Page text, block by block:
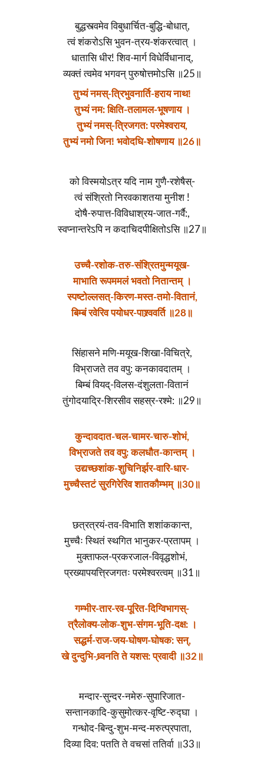
बुद्धस्त्वमेव विबुधार्चित-बुद्धि-बोधात्,
त्वं शंकरोऽसि भुवन-त्रय-शंकरत्वात् ।
धातासि धीर! शिव-मार्ग विधेर्विधानाद्,
व्यक्तं त्वमेव भगवन् पुरुषोत्तमोऽसि ॥25॥
तुभ्यं नमस्-त्रिभुवनार्ति-हराय नाथ!
तुभ्यं नम: क्षिति-तलामल-भूषणाय ।
तुभ्यं नमस्-त्रिजगत: परमेश्वराय,
तुभ्यं नमो जिन! भवोदधि-शोषणाय ॥26॥
को विस्मयोऽत्र यदि नाम गुणै-रशेषैस्-
त्वं संश्रितो निरवकाशतया मुनीश !
दोषै-रुपात्त-विविधाश्रय-जात-गर्वै:,
स्वप्नान्तरेऽपि न कदाचिदपीक्षितोऽसि ॥27॥
उच्चै-रशोक-तरु-संश्रितमुन्मयूख-
माभाति रूपममलं भवतो नितान्तम् ।
स्पष्टोल्लसत्-किरण-मस्त-तमो-वितानं,
बिम्बं रवेरिव पयोधर-पाश्र्ववर्ति ॥28॥
सिंहासने मणि-मयूख-शिखा-विचित्रे,
विभ्राजते तव वपु: कनकावदातम् ।
बिम्बं वियद्-विलस-दंशुलता-वितानं
तुंगोदयाद्रि-शिरसीव सहस्र-रश्मे: ॥29॥
कुन्दावदात-चल-चामर-चारु-शोभं,
विभ्राजते तव वपु: कलधौत-कान्तम् ।
उद्यच्छशांक-शुचिनिर्झर-वारि-धार-
मुच्चैस्तटं सुरगिरेरिव शातकौम्भम् ॥30॥
छत्रत्रयं-तव-विभाति शशांककान्त,
मुच्चैः स्थितं स्थगित भानुकर-प्रतापम् ।
मुक्ताफल-प्रकरजाल-विवृद्धशोभं,
प्रख्यापयत्त्रिजगतः परमेश्वरत्वम् ॥31॥
गम्भीर-तार-रव-पूरित-दिग्विभागस्-
त्रैलोक्य-लोक-शुभ-संगम-भूति-दक्ष: ।
सद्धर्म-राज-जय-घोषण-घोषक: सन्,
खे दुन्दुभि-ध्र्वनति ते यशस: प्रवादी ॥32॥
मन्दार-सुन्दर-नमेरु-सुपारिजात-
सन्तानकादि-कुसुमोत्कर-वृष्टि-रुद्घा ।
गन्धोद-बिन्दु-शुभ-मन्द-मरुत्प्रपाता,
दिव्या दिव: पतति ते वचसां ततिर्वा ॥33॥